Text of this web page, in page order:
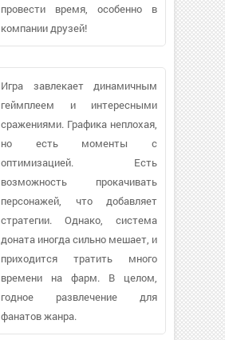
провести время, особенно в
компании друзей!
Игра завлекает динамичным
геймплеем и интересными
сражениями. Графика неплохая,
но есть моменты с
оптимизацией. Есть
возможность прокачивать
персонажей, что добавляет
стратегии. Однако, система
доната иногда сильно мешает, и
приходится тратить много
времени на фарм. В целом,
годное развлечение для
фанатов жанра.